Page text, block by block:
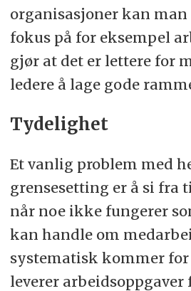
organisasjoner kan man
fokus på for eksempel
gjør at det er lettere for
ledere å lage gode
Tydelighet
Et vanlig problem med
grensesetting er å si fra
når noe ikke fungerer
kan handle om
systematisk kommer for
leverer arbeidsoppgaver